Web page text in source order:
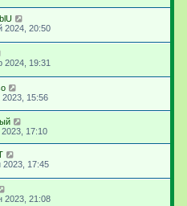
2024, 20:50
2024, 19:31
2023, 15:56
2023, 17:10
2023, 17:45
2023, 21:08